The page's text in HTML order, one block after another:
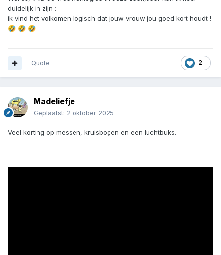
duidelijk in zijn :
ik vind het volkomen logisch dat jouw vrouw jou goed kort houdt !
🤣 🤣 🤣
2
Quote
Madeliefje
Geplaatst: 2 oktober 2025
Veel korting op messen, kruisbogen en een luchtbuks.